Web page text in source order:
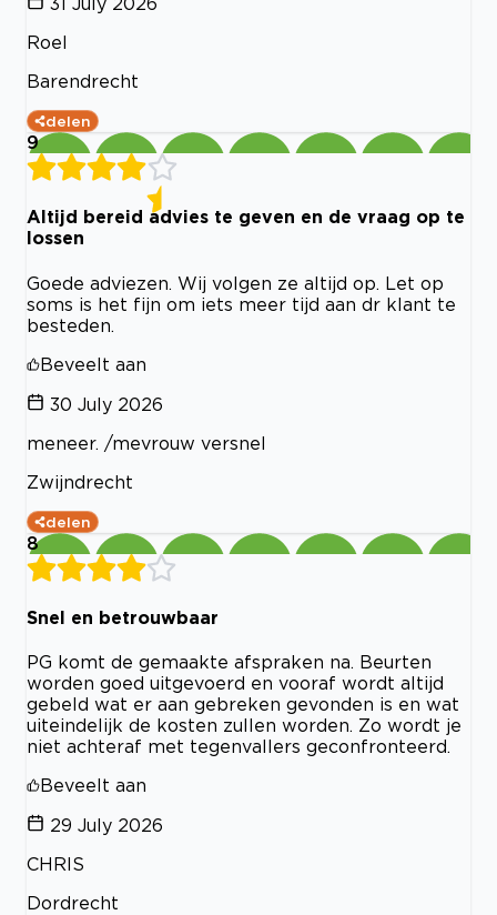
Roel
Barendrecht
delen
9
Altijd bereid advies te geven en de vraag op te
lossen
Goede adviezen. Wij volgen ze altijd op. Let op
soms is het fijn om iets meer tijd aan dr klant te
besteden.
Beveelt aan
30 July 2026
meneer. /mevrouw versnel
Zwijndrecht
delen
8
Snel en betrouwbaar
PG komt de gemaakte afspraken na. Beurten
worden goed uitgevoerd en vooraf wordt altijd
gebeld wat er aan gebreken gevonden is en wat
uiteindelijk de kosten zullen worden. Zo wordt je
niet achteraf met tegenvallers geconfronteerd.
Beveelt aan
29 July 2026
CHRIS
Dordrecht